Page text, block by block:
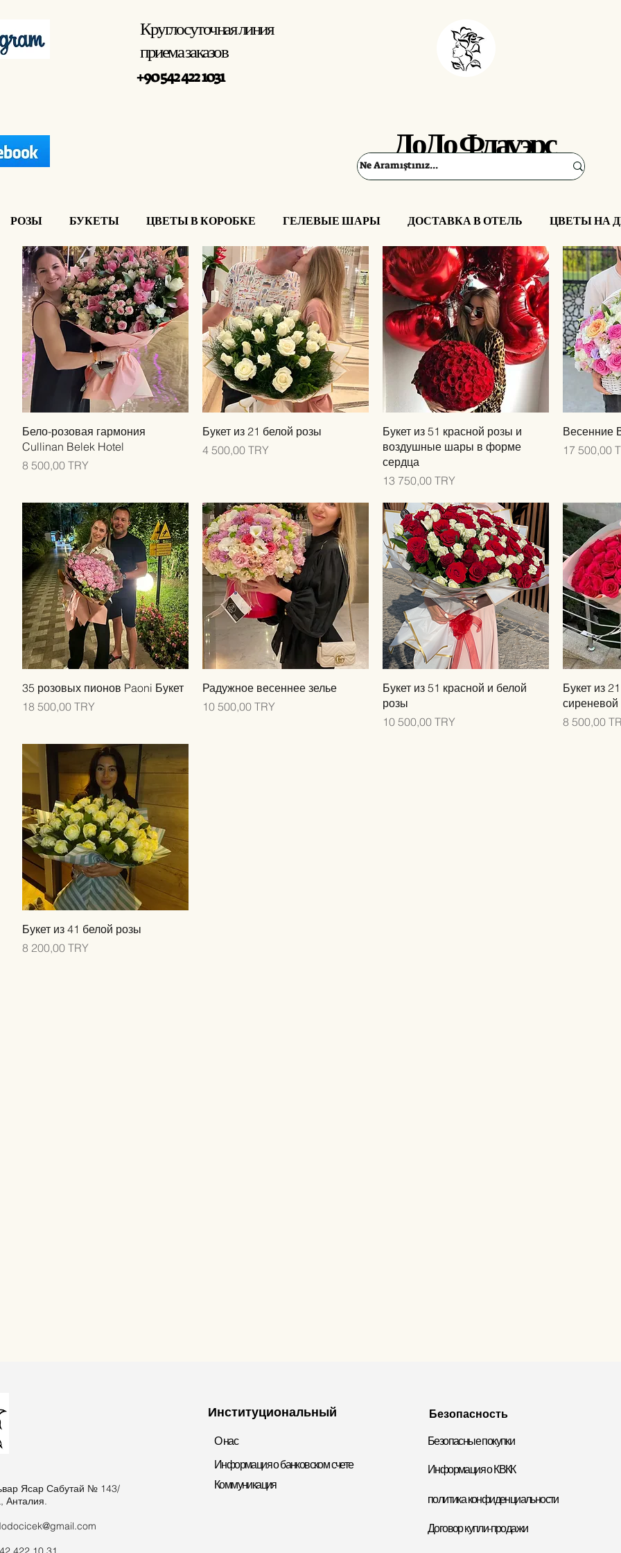
Круглосуточная линия
приема заказов
+90 542 422 1031
ДоДо Флауэрс
РОЗЫ БУКЕТЫ ЦВЕТЫ В КОРОБКЕ ГЕЛЕВЫЕ ШАРЫ ДОСТАВКА В ОТЕЛЬ ЦВЕТЫ НА
Быстрый просмотр
Бело-розовая гармония
Cullinan Belek Hotel
Цена
8 500,00 TRY
Быстрый просмотр
Букет из 21 белой розы
Цена
4 500,00 TRY
Быстрый просмотр
Букет из 51 красной розы и
воздушные шары в форме
сердца
Цена
13 750,00 TRY
Весенние
Цена
17 500,00
Быстрый просмотр
35 розовых пионов Paoni Букет
Цена
18 500,00 TRY
Быстрый просмотр
Радужное весеннее зелье
Цена
10 500,00 TRY
Быстрый просмотр
Букет из 51 красной и белой
розы
Цена
10 500,00 TRY
Букет из
сиреневой
Цена
8 500,00
Быстрый просмотр
Букет из 41 белой розы
Цена
8 200,00 TRY
Ясар Сабутай № 143/
Анталия.
Институциональный
О нас
Информация о банковском счете
Коммуникация
Безопасность
Безопасные покупки
Информация о КВКК
политика конфиденциальности
Договор купли-продажи